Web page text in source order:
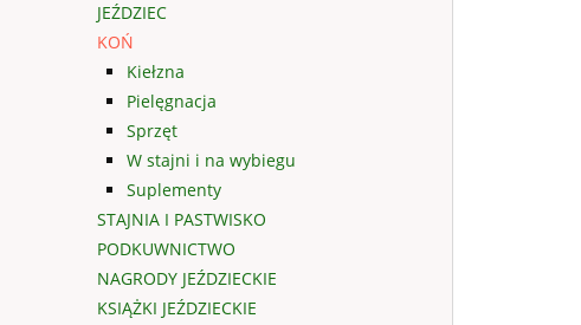
JEŹDZIEC
KOŃ
Kiełzna
Pielęgnacja
Sprzęt
W stajni i na wybiegu
Suplementy
STAJNIA I PASTWISKO
PODKUWNICTWO
NAGRODY JEŹDZIECKIE
KSIĄŻKI JEŹDZIECKIE